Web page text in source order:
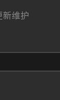
新维护